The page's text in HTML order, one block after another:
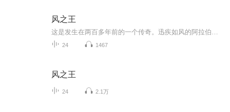
风之王
24 1467
风之王
24 2.1万